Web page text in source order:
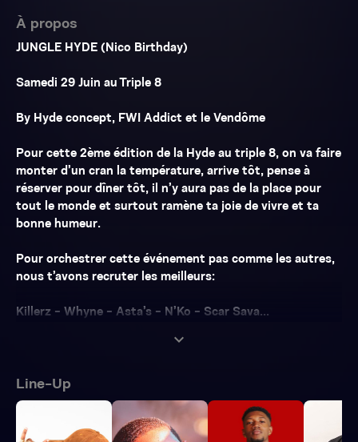
À propos
JUNGLE HYDE (Nico Birthday)
Samedi 29 Juin au Triple 8
By Hyde concept, FWI Addict et le Vendôme
Pour cette 2ème édition de la Hyde au triple 8, on va faire
monter d’un cran la température, arrive tôt, pense à
réserver pour dîner tôt, il n’y aura pas de la place pour
tout le monde et surtout ramène ta joie de vivre et ta
bonne humeur.
Pour orchestrer cette événement pas comme les autres,
nous t’avons recruter les meilleurs:
Killerz - Whyne - Asta’s - N’Ko - Scar Sava...
expand_more
Line-Up